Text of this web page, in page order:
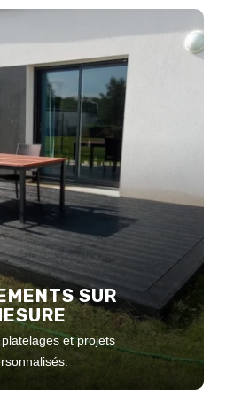
SUR
et projets